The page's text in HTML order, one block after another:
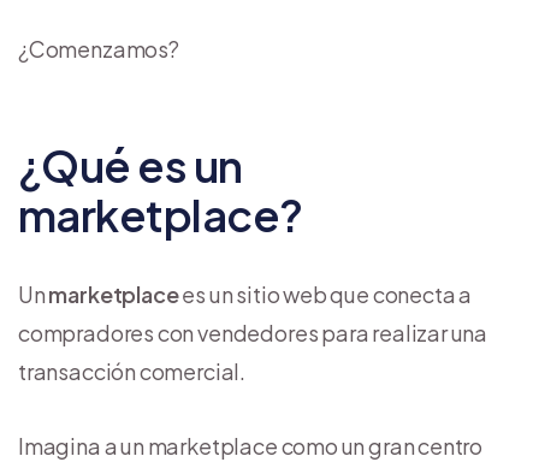
¿Comenzamos?
¿Qué es un
marketplace?
Unmarketplacees un sitio web que conecta a
compradores con vendedores para realizar una
transacción comercial.
Imagina a un marketplace como un gran centro